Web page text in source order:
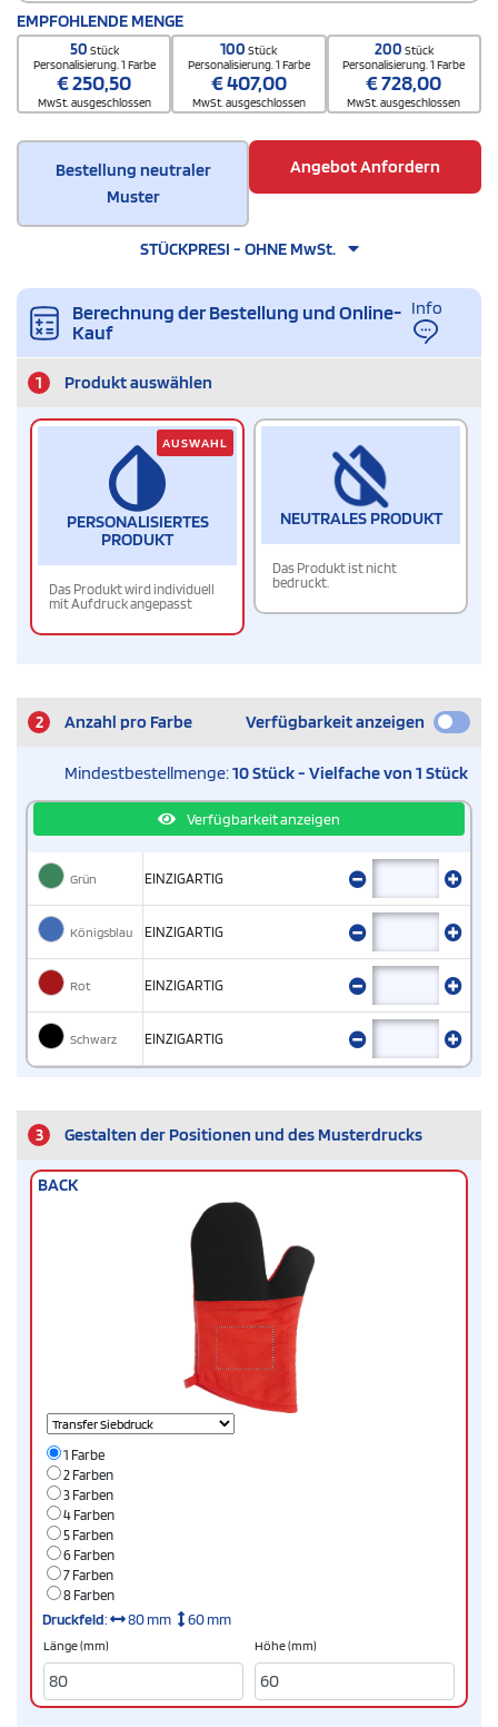
EMPFOHLENDE MENGE
50 Stück
Personalisierung. 1 Farbe
€250,50
MwSt. ausgeschlossen
100Stück
Personalisierung. 1 Farbe
€407,00
MwSt. ausgeschlossen
200 Stück
Personalisierung. 1 Farbe
€728,00
MwSt. ausgeschlossen
Bestellung neutraler
Muster
Angebot Anfordern
STÜCKPRESI - OHNE MwSt.
Berechnung der Bestellung und Online-
Kauf
Info
1 Produkt auswählen
PERSONALISIERTES
PRODUKT
Das Produkt wird individuell
mit Aufdruck angepasst
AUSWAHL
NEUTRALES PRODUKT
Das Produkt ist nicht
bedruckt.
2 Anzahl pro Farbe Verfügbarkeit anzeigen
Mindestbestellmenge:10 Stück - Vielfache von 1 Stück
Verfügbarkeit anzeigen
Grün EINZIGARTIG
Königsblau EINZIGARTIG
Rot EINZIGARTIG
Schwarz EINZIGARTIG
3 Gestalten der Positionen und des Musterdrucks
BACK
1 Farbe
2 Farben
3 Farben
4 Farben
5 Farben
6 Farben
7 Farben
8 Farben
Druckfeld: 80 mm 60 mm
Länge (mm) Höhe (mm)